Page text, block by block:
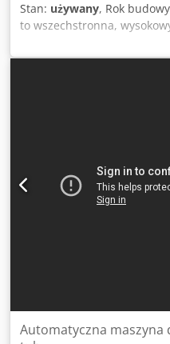
Stan: używany, Rok
to wszechstronna,
i zamykania tub,
farmaceutycznych,
z prędkością
Wydajność: Do 80 tub na
Liczba stacji roboczych: 9.
mm. Długość: 60 – 220
Automatyczna maszyna